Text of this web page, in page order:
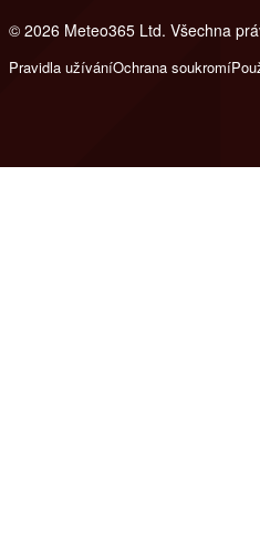
© 2026 Meteo365 Ltd. Všechna
Pravidla užíváníOchrana soukromí